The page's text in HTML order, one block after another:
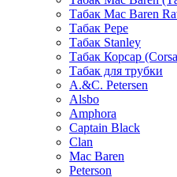
Табак Mac Baren
Табак Pepe
Табак Stanley
Табак Корсар
Табак для трубки
A.&C. Petersen
Alsbo
Amphora
Captain Black
Clan
Mac Baren
Peterson